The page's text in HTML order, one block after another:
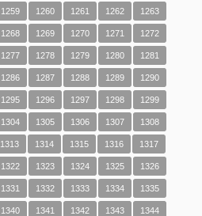
1259 1260 1261 1262 1263
1268 1269 1270 1271 1272
1277 1278 1279 1280 1281
1286 1287 1288 1289 1290
1295 1296 1297 1298 1299
1304 1305 1306 1307 1308
1313 1314 1315 1316 1317
1322 1323 1324 1325 1326
1331 1332 1333 1334 1335
1340 1341 1342 1343 1344